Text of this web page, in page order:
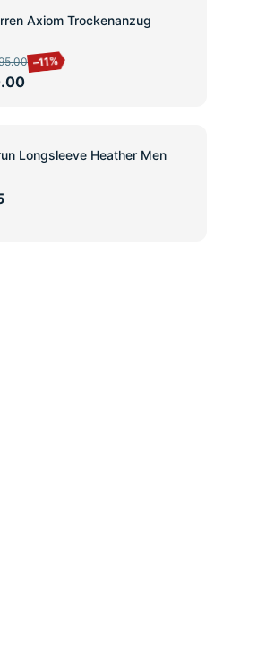
Axiom Trockenanzug
–11%
Longsleeve Heather Men